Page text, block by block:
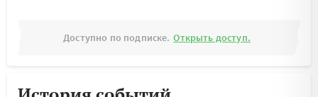
Доступно по подписке. Открыть доступ.